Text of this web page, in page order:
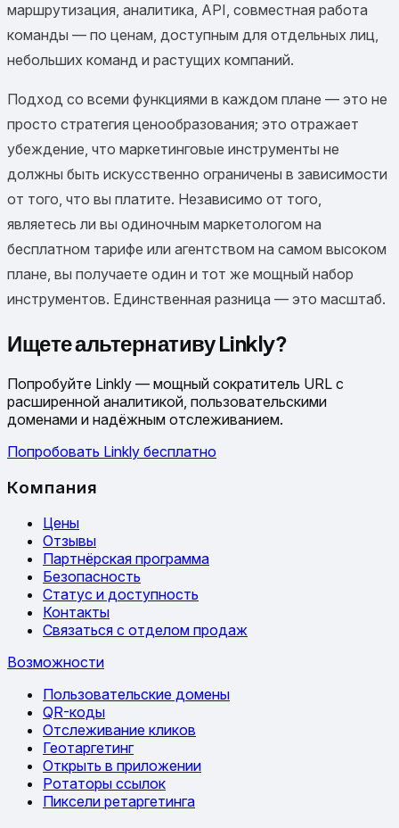
маршрутизация, аналитика, API, совместная работа
команды — по ценам, доступным для отдельных лиц,
небольших команд и растущих компаний.
Подход со всеми функциями в каждом плане — это не
просто стратегия ценообразования; это отражает
убеждение, что маркетинговые инструменты не
должны быть искусственно ограничены в зависимости
от того, что вы платите. Независимо от того,
являетесь ли вы одиночным маркетологом на
бесплатном тарифе или агентством на самом высоком
плане, вы получаете один и тот же мощный набор
инструментов. Единственная разница — это масштаб.
Ищете альтернативу Linkly?
Попробуйте Linkly — мощный сократитель URL с
расширенной аналитикой, пользовательскими
доменами и надёжным отслеживанием.
Попробовать Linkly бесплатно
Компания
Цены
Отзывы
Партнёрская программа
Безопасность
Статус и доступность
Контакты
Связаться с отделом продаж
Возможности
Пользовательские домены
QR-коды
Отслеживание кликов
Геотаргетинг
Открыть в приложении
Ротаторы ссылок
Пиксели ретаргетинга